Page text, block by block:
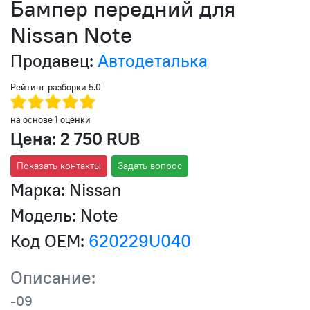
Бампер передний для
Nissan Note
Продавец: Автодеталька
Рейтинг разборки 5.0
на основе1 оценки
Цена: 2 750 RUB
Показать контакты Задать вопрос
Марка: Nissan
Модель: Note
Код OEM: 620229U040
Описание:
-09